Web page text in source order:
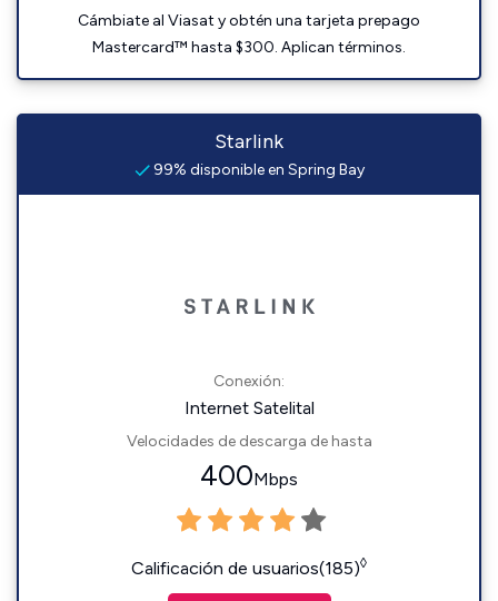
Cámbiate al Viasat y obtén una tarjeta prepago
Mastercard™ hasta $300. Aplican términos.
Starlink
99% disponible en Spring Bay
Conexión:
Internet Satelital
Velocidades de descarga de hasta
400Mbps
Calificación de usuarios(185)◊